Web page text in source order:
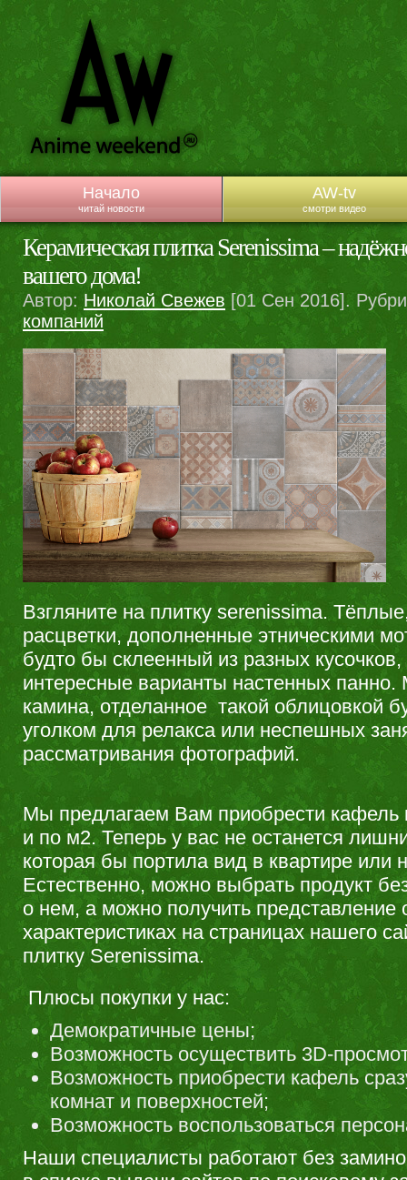
Начало
читай новости
AW-tv
смотри видео
Керамическая плитка Serenissima –
вашего дома!
Автор: Николай Свежев [01 Сен 2016].
компаний
Взгляните на плитку serenissima.
расцветки, дополненные этническими
будто бы склеенный из разных кусочков,
интересные варианты настенных панно.
камина, отделанное такой облицовкой
уголком для релакса или неспешных
рассматривания фотографий.
Мы предлагаем Вам приобрести кафель
и по м2. Теперь у вас не останется
которая бы портила вид в квартире или
Естественно, можно выбрать продукт
о нем, а можно получить представление
характеристиках на страницах нашего
плитку Serenissima.
Плюсы покупки у нас:
Демократичные цены;
Возможность осуществить 3D-
Возможность приобрести кафель
комнат и поверхностей;
Возможность воспользоваться
Наши специалисты работают без